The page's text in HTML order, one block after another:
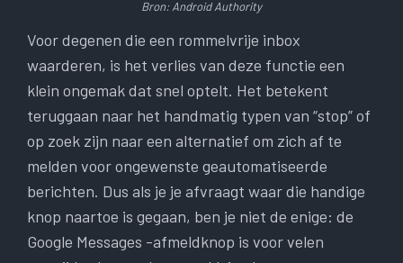
Bron: Android Authority
Voor degenen die een rommelvrije inbox
waarderen, is het verlies van deze functie een
klein ongemak dat snel optelt. Het betekent
teruggaan naar het handmatig typen van “stop” of
op zoek zijn naar een alternatief om zich af te
melden voor ongewenste geautomatiseerde
berichten. Dus als je je afvraagt ​​waar die handige
knop naartoe is gegaan, ben je niet de enige: de
Google Messages -afmeldknop is voor velen